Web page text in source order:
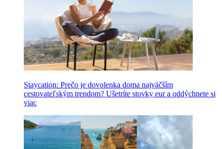
Staycation: Prečo je dovolenka doma najväčším
cestovateľským trendom? Ušetríte stovky eur a oddýchnete si
viac